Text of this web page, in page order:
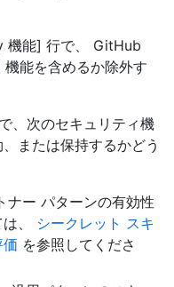
能] 行で、 GitHub
能を含めるか除外す
、次のセキュリティ機
または保持するかどう
ナー パターンの有効性
、
シークレット スキ
を参照してくださ